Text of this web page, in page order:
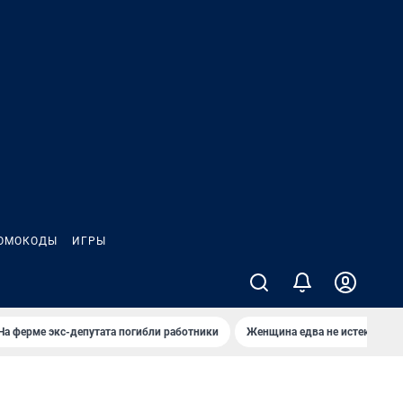
ИГРЫ
На ферме экс-депутата погибли работники Женщина едва не истекла